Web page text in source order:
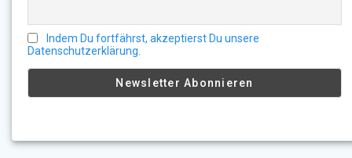
Indem Du fortfährst, akzeptierst Du unsere
Datenschutzerklärung.